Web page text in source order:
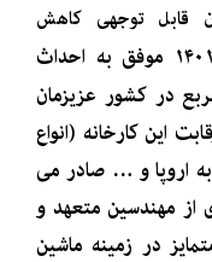
قابل توجهی کاهش
باعث افتخار است که از سال ۱۴۰۱ موفق به احداث
به مساحت ۵۰.۰۰۰ متر مربع در کشور عزیزمان
این کارخانه (انواع
اروپا و … صادر می
از مهندسین متعهد و
در زمینه ماشین